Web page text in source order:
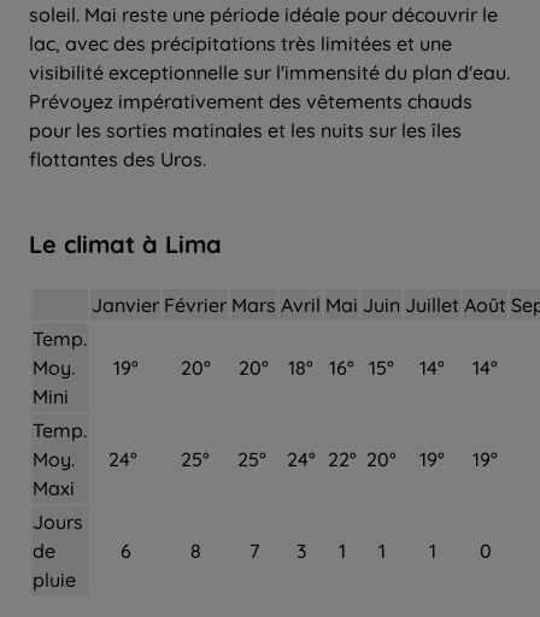
soleil. Mai reste une période idéale pour découvrir le
lac, avec des précipitations très limitées et une
visibilité exceptionnelle sur l'immensité du plan d'eau.
Prévoyez impérativement des vêtements chauds
pour les sorties matinales et les nuits sur les îles
flottantes des Uros.
Le climat à Lima
Janvier Février Mars Avril Mai Juin Juillet Août
Temp.
Moy.
Mini
19° 20° 20° 18° 16° 15° 14° 14°
Temp.
Moy.
Maxi
24° 25° 25° 24° 22° 20° 19° 19°
Jours
de
pluie
6 8 7 3 1 1 1 0